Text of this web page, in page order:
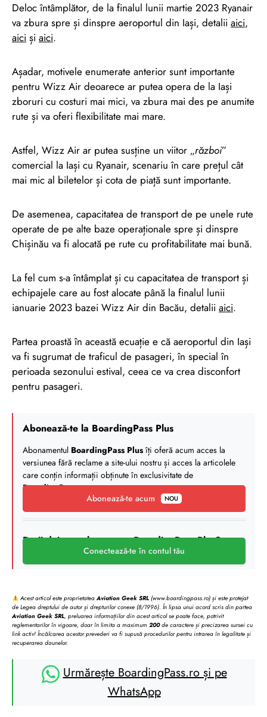
Deloc întâmplător, de la finalul lunii martie 2023 Ryanair
va zbura spre și dinspre aeroportul din Iași, detalii aici,
aici și aici.
Așadar, motivele enumerate anterior sunt importante
pentru Wizz Air deoarece ar putea opera de la Iași
zboruri cu costuri mai mici, va zbura mai des pe anumite
rute și va oferi flexibilitate mai mare.
Astfel, Wizz Air ar putea susține un viitor „război”
comercial la Iași cu Ryanair, scenariu în care prețul cât
mai mic al biletelor și cota de piață sunt importante.
De asemenea, capacitatea de transport de pe unele rute
operate de pe alte baze operaționale spre și dinspre
Chișinău va fi alocată pe rute cu profitabilitate mai bună.
La fel cum s-a întâmplat și cu capacitatea de transport și
echipajele care au fost alocate până la finalul lunii
ianuarie 2023 bazei Wizz Air din Bacău, detalii aici.
Partea proastă în această ecuație e că aeroportul din Iași
va fi sugrumat de traficul de pasageri, în special în
perioada sezonului estival, ceea ce va crea disconfort
pentru pasageri.
Abonează-te la BoardingPass Plus
Abonamentul BoardingPass Plusîți oferă acum acces la
versiunea fără reclame a site-ului nostru și acces la articolele
care conțin informații obținute în exclusivitate de
BoardingPass.
Abonează-te acum
NOU
Deții deja un abonament BoardingPass Plus?
Conectează-te în contul tău
Acest articol este proprietateaAviation Geek SRL (www.boardingpass.ro) și este protejat
de Legea dreptului de autor și drepturilor conexe (8/1996). În lipsa unui acord scris din partea
Aviation Geek SRL, preluarea informațiilor din acest articol se poate face, potrivit
reglementarilor în vigoare, doar în limita a maximum 200de caractere și precizarea sursei cu
link activ! Încălcarea acestor prevederi va fi supusă procedurilor pentru intrarea în legalitate și
recuperarea daunelor.
Urmărește BoardingPass.ro și pe
WhatsApp